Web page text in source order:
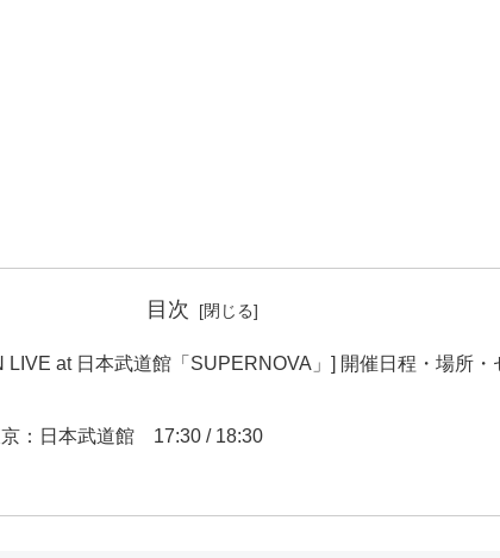
目次
LIVE at 日本武道館「SUPERNOVA」] 開催日程・場所・
：日本武道館 17:30 / 18:30